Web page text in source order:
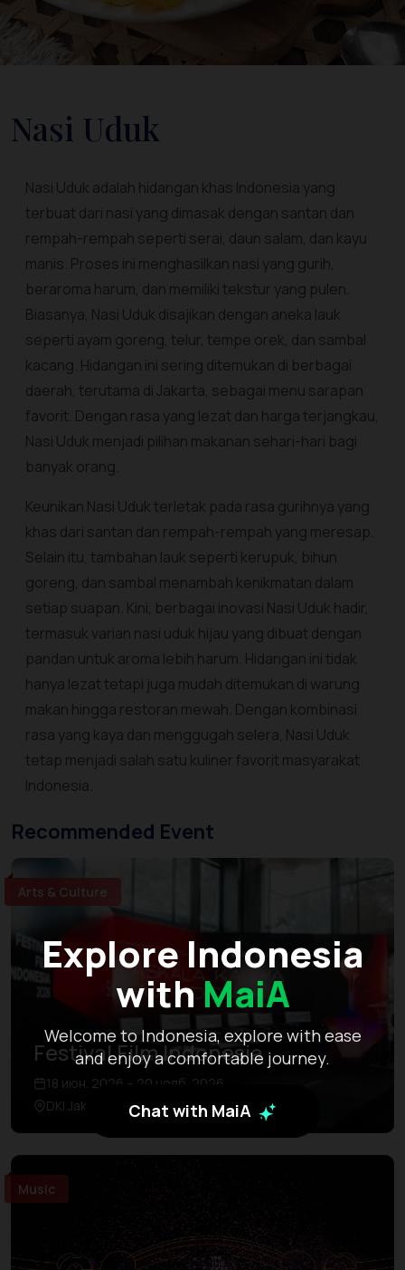
Explore Indonesia
withMaiA
Welcome to Indonesia, explore with ease
and enjoy a comfortable journey.
Chat with MaiA
Nasi Uduk
Nasi Uduk adalah hidangan khas Indonesia yang
terbuat dari nasi yang dimasak dengan santan dan
rempah-rempah seperti serai, daun salam, dan kayu
manis. Proses ini menghasilkan nasi yang gurih,
beraroma harum, dan memiliki tekstur yang pulen.
Biasanya, Nasi Uduk disajikan dengan aneka lauk
seperti ayam goreng, telur, tempe orek, dan sambal
kacang. Hidangan ini sering ditemukan di berbagai
daerah, terutama di Jakarta, sebagai menu sarapan
favorit. Dengan rasa yang lezat dan harga terjangkau,
Nasi Uduk menjadi pilihan makanan sehari-hari bagi
banyak orang.
Keunikan Nasi Uduk terletak pada rasa gurihnya yang
khas dari santan dan rempah-rempah yang meresap.
Selain itu, tambahan lauk seperti kerupuk, bihun
goreng, dan sambal menambah kenikmatan dalam
setiap suapan. Kini, berbagai inovasi Nasi Uduk hadir,
termasuk varian nasi uduk hijau yang dibuat dengan
pandan untuk aroma lebih harum. Hidangan ini tidak
hanya lezat tetapi juga mudah ditemukan di warung
makan hingga restoran mewah. Dengan kombinasi
rasa yang kaya dan menggugah selera, Nasi Uduk
tetap menjadi salah satu kuliner favorit masyarakat
Indonesia.
Recommended Event
Arts & Culture
Festival Film Indonesia
18 июн. 2026 – 20 нояб. 2026
DKI Jakarta
Music